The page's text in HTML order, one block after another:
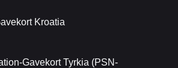
Kroatia
Gavekort Tyrkia (PSN-